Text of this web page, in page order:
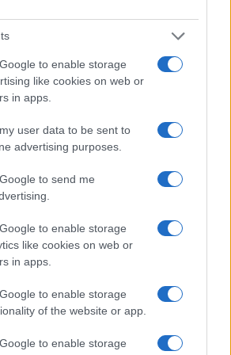
to enable storage
like cookies on web or
in apps.
user data to be sent to
advertising purposes.
to send me
to enable storage
like cookies on web or
in apps.
to enable storage
of the website or app.
to enable storage
Cola in Europa
bottiglie di Coca-Cola sono state
europeo a causa di un
di clorato. Questo richiamo
nazioni, suscitando
sulla sicurezza dei suoi
nelle pratiche di
proposta sul Canale della
polemiche sui social